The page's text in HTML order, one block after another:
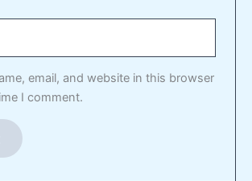
email, and website in this browser
I comment.